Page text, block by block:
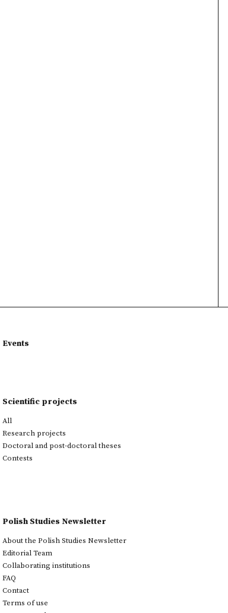
Events
Scientific projects
All
Research projects
Doctoral and post-doctoral theses
Contests
Polish Studies Newsletter
About the Polish Studies Newsletter
Editorial Team
Collaborating institutions
FAQ
Contact
Terms of use